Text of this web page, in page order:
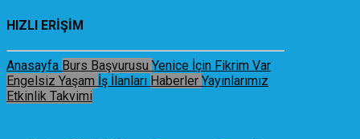
HIZLI ERİŞİM
Anasayfa Burs Başvurusu Yenice İçin Fikrim Var
Engelsiz Yaşam İş İlanları Haberler Yayınlarımız
Etkinlik Takvimi